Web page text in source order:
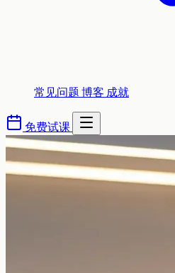
常见问题博客 成就
免费试课